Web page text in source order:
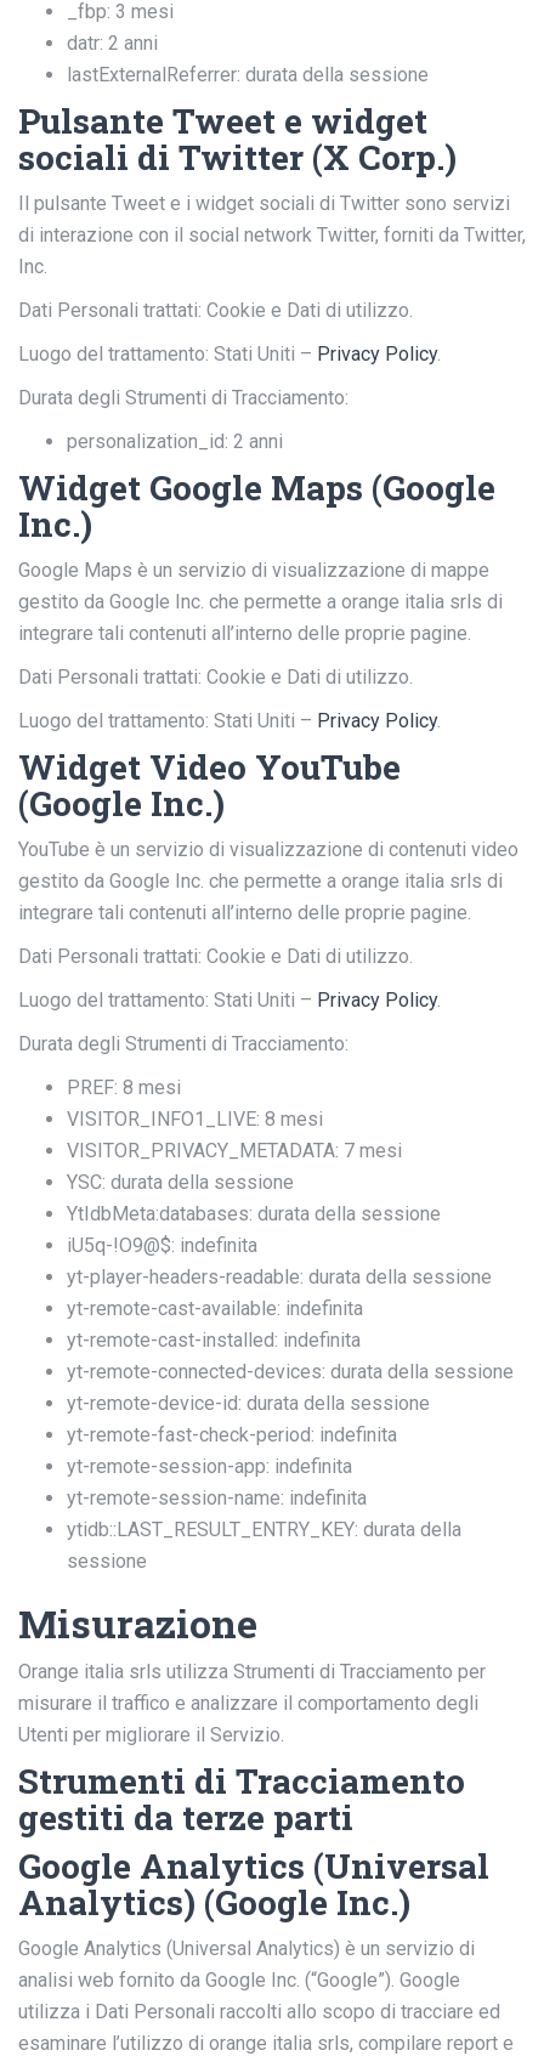
_fbp: 3 mesi
datr: 2 anni
lastExternalReferrer: durata della sessione
Pulsante Tweet e widget
sociali di Twitter (X Corp.)
Il pulsante Tweet e i widget sociali di Twitter sono servizi
di interazione con il social network Twitter, forniti da Twitter,
Inc.
Dati Personali trattati: Cookie e Dati di utilizzo.
Luogo del trattamento: Stati Uniti – Privacy Policy.
Durata degli Strumenti di Tracciamento:
personalization_id: 2 anni
Widget Google Maps (Google
Inc.)
Google Maps è un servizio di visualizzazione di mappe
gestito da Google Inc. che permette a orange italia srls di
integrare tali contenuti all’interno delle proprie pagine.
Dati Personali trattati: Cookie e Dati di utilizzo.
Luogo del trattamento: Stati Uniti – Privacy Policy.
Widget Video YouTube
(Google Inc.)
YouTube è un servizio di visualizzazione di contenuti video
gestito da Google Inc. che permette a orange italia srls di
integrare tali contenuti all’interno delle proprie pagine.
Dati Personali trattati: Cookie e Dati di utilizzo.
Luogo del trattamento: Stati Uniti – Privacy Policy.
Durata degli Strumenti di Tracciamento:
PREF: 8 mesi
VISITOR_INFO1_LIVE: 8 mesi
VISITOR_PRIVACY_METADATA: 7 mesi
YSC: durata della sessione
YtIdbMeta:databases: durata della sessione
iU5q-!O9@$: indefinita
yt-player-headers-readable: durata della sessione
yt-remote-cast-available: indefinita
yt-remote-cast-installed: indefinita
yt-remote-connected-devices: durata della sessione
yt-remote-device-id: durata della sessione
yt-remote-fast-check-period: indefinita
yt-remote-session-app: indefinita
yt-remote-session-name: indefinita
ytidb::LAST_RESULT_ENTRY_KEY: durata della
sessione
Misurazione
Orange italia srls utilizza Strumenti di Tracciamento per
misurare il traffico e analizzare il comportamento degli
Utenti per migliorare il Servizio.
Strumenti di Tracciamento
gestiti da terze parti
Google Analytics (Universal
Analytics) (Google Inc.)
Google Analytics (Universal Analytics) è un servizio di
analisi web fornito da Google Inc. (“Google”). Google
utilizza i Dati Personali raccolti allo scopo di tracciare ed
esaminare l’utilizzo di orange italia srls, compilare report e